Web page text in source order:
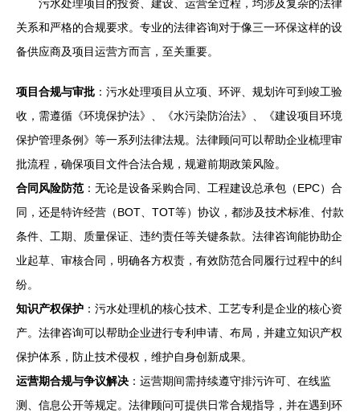
污水处理项目的投资、建设、运营全过程，均涉及复杂的法律
关系和严格的合规要求。专业的法律咨询对于像三一环保这样的设
备供应商及项目运营方而言，至关重要。
项目合规与审批 ：污水处理项目从立项、环评、规划许可到竣工验
收，需遵循《环境保护法》、《水污染防治法》、《建设项目环境
保护管理条例》等一系列法律法规。法律顾问可以帮助企业梳理审
批流程，确保项目文件合法合规，规避前期政策风险。
合同风险防范 ：无论是设备采购合同、工程建设总承包（EPC）合
同，还是特许经营（BOT、TOT等）协议，都涉及技术标准、付款
条件、工期、质量保证、违约责任等关键条款。法律咨询能协助企
业起草、审核合同，明确各方权责，有效防范合同履行过程中的纠
纷。
知识产权保护 ：污水处理机的核心技术、工艺专利是企业的核心资
产。法律咨询可以帮助企业进行专利申请、布局，并建立知识产权
保护体系，防止技术侵权，维护自身创新成果。
运营期合规与争议解决 ：运营期间需持续遵守排污许可、在线监
测、信息公开等规定。法律顾问可提供日常合规指导，并在遇到环